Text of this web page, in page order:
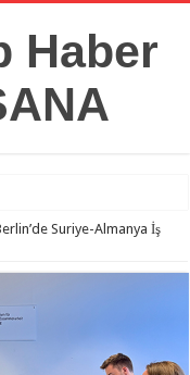
Milli Savunma
Suriye-Almanya İş